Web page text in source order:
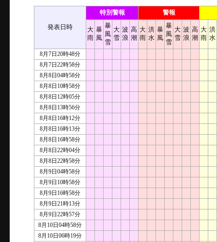
発表日時
特別警報 警報
大
雨
暴
風
暴
風
雪
大
雪
波
浪
高
潮
大
雨
洪
水
暴
風
暴
風
雪
大
雪
波
浪
高
潮
大
雨
洪
水
8月7日20時48分
8月7日22時58分
8月8日04時58分
8月8日10時58分
8月8日12時05分
8月8日13時56分
8月8日16時12分
8月8日16時13分
8月8日16時58分
8月8日22時04分
8月8日22時58分
8月9日04時58分
8月9日10時58分
8月9日16時58分
8月9日21時13分
8月9日22時57分
8月10日04時58分
8月10日06時19分